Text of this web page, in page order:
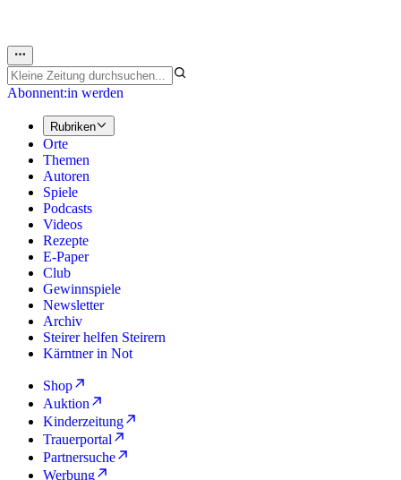
Abonnent:in werden
Rubriken
Orte
Themen
Autoren
Spiele
Podcasts
Videos
Rezepte
E-Paper
Club
Gewinnspiele
Newsletter
Archiv
Steirer helfen Steirern
Kärntner in Not
Shop
Auktion
Kinderzeitung
Trauerportal
Partnersuche
Werbung